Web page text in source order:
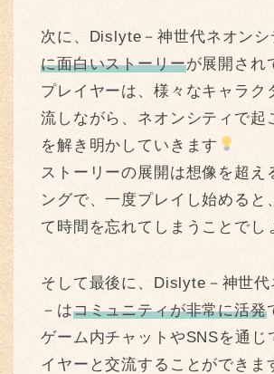
次に、Dislyte－神世代ネオンシ
に面白いストーリーが展開され
プレイヤーは、様々なキャラク
流しながら、ネオンシティで起
を解き明かしていきます
ストーリーの展開は想像を超え
ングで、一度プレイし始めると
て時間を忘れてしまうことでし
そして最後に、Dislyte－神世代
－はコミュニティが非常に活発
ゲーム内チャットやSNSを通じ
イヤーと交流することができま